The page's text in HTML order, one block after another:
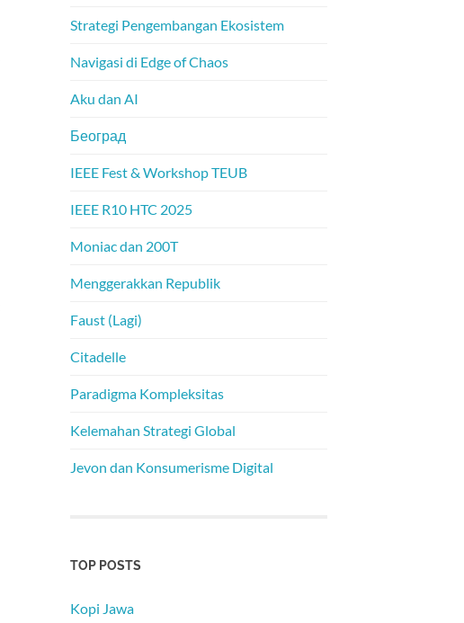
Strategi Pengembangan Ekosistem
Navigasi di Edge of Chaos
Aku dan AI
Београд
IEEE Fest & Workshop TEUB
IEEE R10 HTC 2025
Moniac dan 200T
Menggerakkan Republik
Faust (Lagi)
Citadelle
Paradigma Kompleksitas
Kelemahan Strategi Global
Jevon dan Konsumerisme Digital
TOP POSTS
Kopi Jawa